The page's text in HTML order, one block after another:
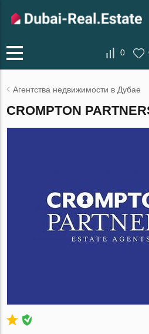
0
Агентства недвижимости в Дубае
CROMPTON